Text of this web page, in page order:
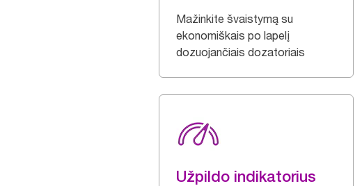
Mažinkite švaistymą su
ekonomiškais po lapelį
dozuojančiais dozatoriais
Užpildo indikatorius